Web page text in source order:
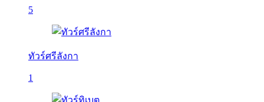
5
ทัวร์ศรีลังกา
1